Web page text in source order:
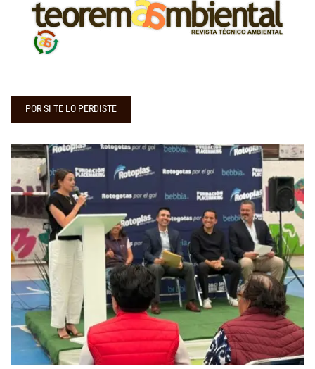
POR SI TE LO PERDISTE